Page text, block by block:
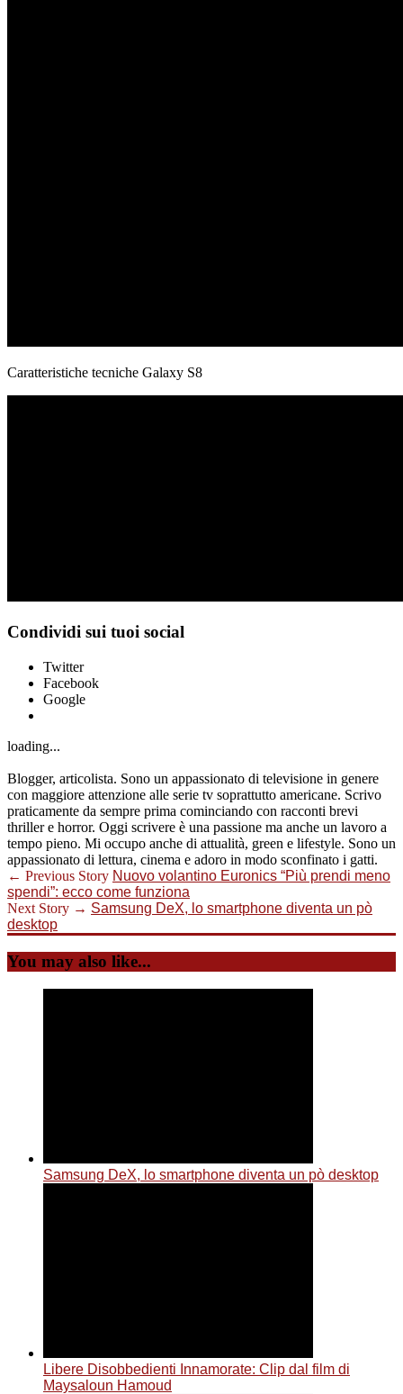
Caratteristiche tecniche Galaxy S8
Condividi sui tuoi social
Twitter
Facebook
Google
loading...
Blogger, articolista. Sono un appassionato di televisione in genere
con maggiore attenzione alle serie tv soprattutto americane. Scrivo
praticamente da sempre prima cominciando con racconti brevi
thriller e horror. Oggi scrivere è una passione ma anche un lavoro a
tempo pieno. Mi occupo anche di attualità, green e lifestyle. Sono un
appassionato di lettura, cinema e adoro in modo sconfinato i gatti.
← Previous Story Nuovo volantino Euronics “Più prendi meno
spendi”: ecco come funziona
Next Story → Samsung DeX, lo smartphone diventa un pò
desktop
You may also like...
Samsung DeX, lo smartphone diventa un pò desktop
Libere Disobbedienti Innamorate: Clip dal film di
Maysaloun Hamoud